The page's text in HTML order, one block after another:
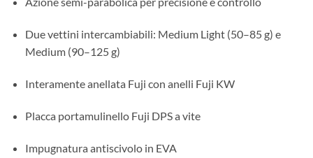
Due vettini intercambiabili: Medium Light (50–85 g) e
Medium (90–125 g)
Interamente anellata Fuji con anelli Fuji KW
Placca portamulinello Fuji DPS a vite
Impugnatura antiscivolo in EVA